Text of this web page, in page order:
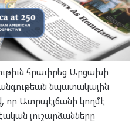
հրաւիրեց Արցախի
նպատակային
որ Ատրպէյճանի կողմէ
յուշարձանները